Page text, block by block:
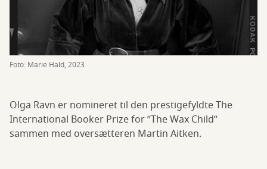
Foto: Marie Hald, 2023
Olga Ravn er nomineret til den prestigefyldte The
International Booker Prize for ”The Wax Child”
sammen med oversætteren Martin Aitken.